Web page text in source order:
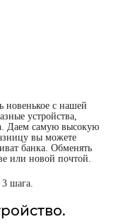
новенькое с нашей
устройства,
Даем самую высокую
вы можете
банка. Обменять
или новой почтой.
3 шага.